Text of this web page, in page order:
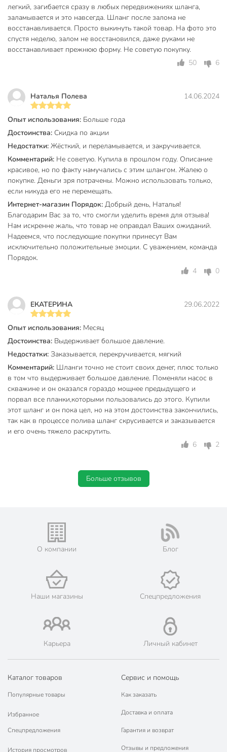
давлением. Модель Grandy Ultra+ за счет трехслойной
конструкции сохраняет свою форму, не перегибается и
служит в 3-4 раза дольше обычных ПВХ-шлангов.
Можно ли оставлять этот шланг на улице зимой?
Шланг рассчитан на эксплуатацию при температуре до -5
слить воду из системы и убрать шланг в помещение при
наступлении устойчивых заморозков, так как замерзшая
внутри вода может повредить структуру материала.
Вы можете приобрести «Шланг поливочный, 3/4 '', 19 мм,
18 атм, армированный, 25 м, 3 слоя, Grandy, Ultra+, ПВХ, с
фитингами, AGL063425F» и другие товары в нашем
интернет-магазине в Санкт-Петербургe по низким ценам и
с бесплатным самовывозом.
Техническая информация
Длина, м
25 м
Минимальная температура
эксплуатации, °C
-5 °C
Максимальная температура
Внутренний диаметр, мм
Бренд
Класс
бытовой
Армированный
армированные
Материал
ПВХ
Количество слоев
3
3/4 дюйм
Артикул производителя
AGL063425F
Ultra+
Вес в упаковке
4.3 кг
легкий, загибается сразу в любых передвижениях шланга,
заламывается и это навсегда. Шланг после залома не
восстанавливается. Просто выкинуть такой товар. На фото это
спустя неделю, залом не восстановился, даже руками не
восстанавливает прежнюю форму. Не советую покупку.
50
6
Наталья Полева 14.06.2024
Опыт использования: Больше года
Достоинства: Скидка по акции
Недостатки: Жёсткий, и переламывается, и закручивается.
Комментарий: Не советую. Купила в прошлом году. Описание
красивое, но по факту намучались с этим шлангом. Жалею о
покупке. Деньги зря потрачены. Можно использовать только,
если никуда его не перемещать.
Интернет-магазин Порядок: Добрый день, Наталья!
Благодарим Вас за то, что смогли уделить время для отзыва!
Нам искренне жаль, что товар не оправдал Ваших ожиданий.
Надеемся, что последующие покупки принесут Вам
исключительно положительные эмоции. С уважением, команда
Порядок.
4
0
ЕКАТЕРИНА 29.06.2022
Опыт использования: Месяц
Достоинства: Выдерживает большое давление.
Недостатки: Заказывается, перекручивается, мягкий
Комментарий: Шланги точно не стоит своих денег, плюс только
в том что выдерживает большое давление. Поменяли насос в
скважине и он оказался гораздо мощнее предыдущего и
порвал все планки,которыми пользовались до этого. Купили
этот шланг и он пока цел, но на этом достоинства закончились,
так как в процессе полива шланг скрусивается и заказывается
и его очень тяжело раскрутить.
6
2
Больше отзывов
О компании Блог
Наши магазины Спецпредложения
Карьера Личный кабинет
Каталог товаров
Популярные товары
Избранное
Спецпредложения
История просмотров
Сервис и помощь
Как заказать
Доставка и оплата
Гарантия и возврат
Отзывы и предложения